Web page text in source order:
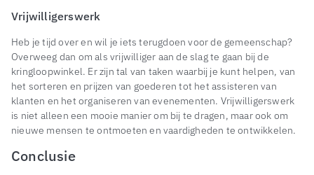
Vrijwilligerswerk
Heb je tijd over en wil je iets terugdoen voor de gemeenschap?
Overweeg dan om als vrijwilliger aan de slag te gaan bij de
kringloopwinkel. Er zijn tal van taken waarbij je kunt helpen, van
het sorteren en prijzen van goederen tot het assisteren van
klanten en het organiseren van evenementen. Vrijwilligerswerk
is niet alleen een mooie manier om bij te dragen, maar ook om
nieuwe mensen te ontmoeten en vaardigheden te ontwikkelen.
Conclusie